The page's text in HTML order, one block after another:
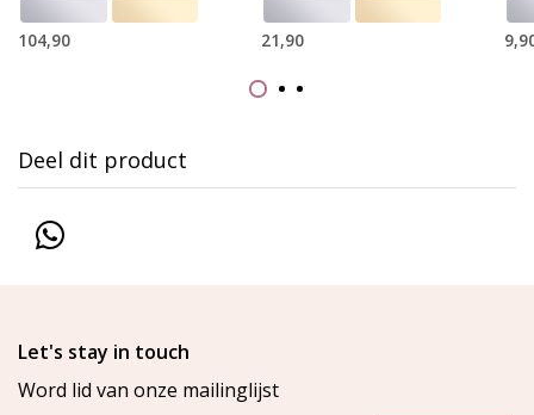
104,90 21,90
Deel dit product
Let's stay in touch
Word lid van onze mailinglijst